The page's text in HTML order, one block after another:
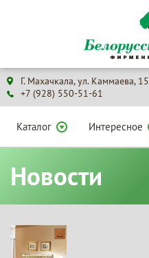
Г. Махачкала, ул. Каммаева, 15
+7 (928) 550-51-61
Каталог Интересное
Новости